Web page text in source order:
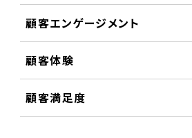
顧客エンゲージメント
顧客体験
顧客満足度